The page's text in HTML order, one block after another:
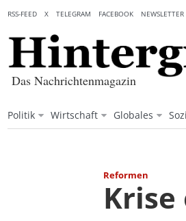
content
Das Nachrichtenmagazin
Politik Wirtschaft Globales
RSS-FEED X TELEGRAM FACEBOOK NEWSLETTER
Reformen
Krise